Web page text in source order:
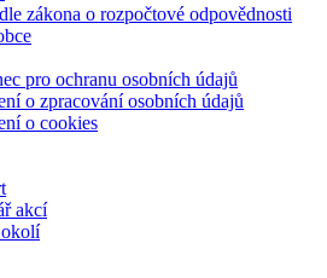
zákona o rozpočtové odpovědnosti
pro ochranu osobních údajů
o zpracování osobních údajů
o cookies
akcí